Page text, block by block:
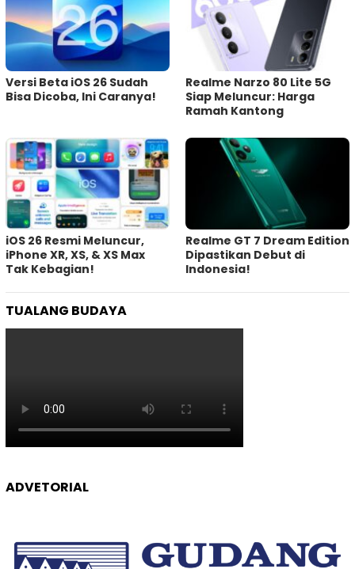
Versi Beta iOS 26 Sudah
Bisa Dicoba, Ini Caranya!
Realme Narzo 80 Lite 5G
Siap Meluncur: Harga
Ramah Kantong
iOS 26 Resmi Meluncur,
iPhone XR, XS, & XS Max
Tak Kebagian!
Realme GT 7 Dream Edition
Dipastikan Debut di
Indonesia!
TUALANG BUDAYA
ADVETORIAL